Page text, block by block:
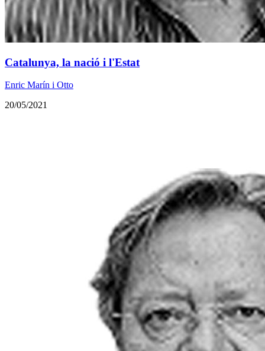
Catalunya, la nació i l'Estat
Enric Marín i Otto
20/05/2021